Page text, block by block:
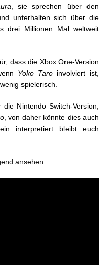
, sie sprechen über den
unterhalten sich über die
drei Millionen Mal weltweit
dass die Xbox One-Version
Yoko Taroinvolviert ist,
spielerisch.
Nintendo Switch-Version,
, von daher könnte dies auch
interpretiert bleibt euch
ansehen.